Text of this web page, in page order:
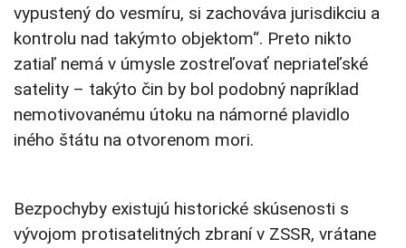
vypustený do vesmíru, si zachováva jurisdikciu a
kontrolu nad takýmto objektom“. Preto nikto
zatiaľ nemá v úmysle zostreľovať nepriateľské
satelity – takýto čin by bol podobný napríklad
nemotivovanému útoku na námorné plavidlo
iného štátu na otvorenom mori.
Bezpochyby existujú historické skúsenosti s
vývojom protisatelitných zbraní v ZSSR, vrátane